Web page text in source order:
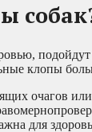
клопы
очагов
для